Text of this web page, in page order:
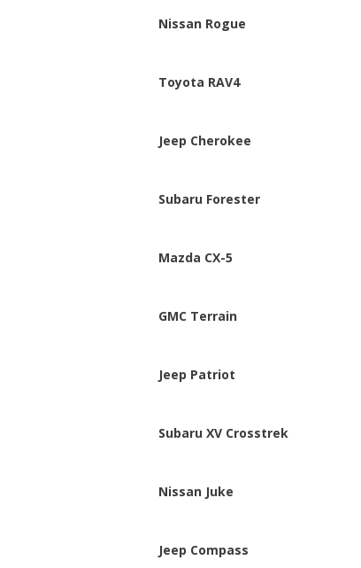
Nissan Rogue
Toyota RAV4
Jeep Cherokee
Subaru Forester
Mazda CX-5
GMC Terrain
Jeep Patriot
Subaru XV Crosstrek
Nissan Juke
Jeep Compass